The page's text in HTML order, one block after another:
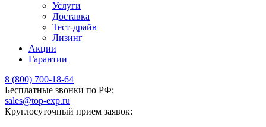
Услуги
Доставка
Тест-драйв
Лизинг
Акции
Гарантии
8 (800) 700-18-64
Бесплатные звонки по РФ:
sales@top-exp.ru
Круглосуточный прием заявок: